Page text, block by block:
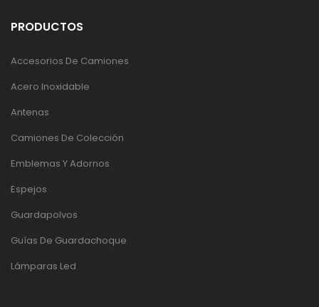
PRODUCTOS
Accesorios De Camiones
Acero Inoxidable
Antenas
Camiones De Colección
Emblemas Y Adornos
Espejos
Guardapolvos
Guías De Guardachoque
Lámparas Led